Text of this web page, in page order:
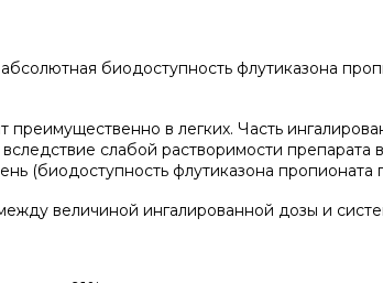
биодоступность флутиказона
в легких. Часть
слабой растворимости препарата
(биодоступность флутиказона пропионата
величиной ингалированной дозы и